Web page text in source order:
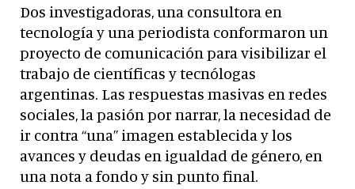
Dos investigadoras, una consultora en
tecnología y una periodista conformaron un
proyecto de comunicación para visibilizar el
trabajo de científicas y tecnólogas
argentinas. Las respuestas masivas en redes
sociales, la pasión por narrar, la necesidad de
ir contra “una” imagen establecida y los
avances y deudas en igualdad de género, en
una nota a fondo y sin punto final.